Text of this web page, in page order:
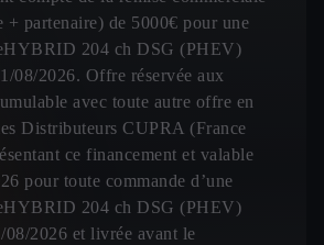
+ partenaire) de 5000€ pour une
204 ch DSG (PHEV)
08/2026. Offre réservée aux
avec toute autre offre en
Distributeurs CUPRA (France
ce financement et valable
pour toute commande d’une
204 ch DSG (PHEV)
08/2026 et livrée avant le